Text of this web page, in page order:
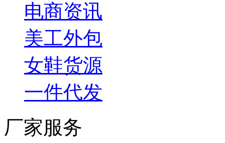
电商资讯
美工外包
女鞋货源
一件代发
厂家服务